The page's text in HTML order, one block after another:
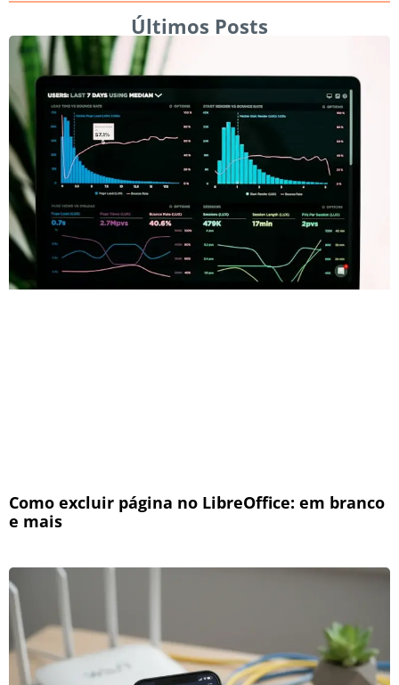
Últimos Posts
Como excluir página no LibreOffice: em branco
e mais